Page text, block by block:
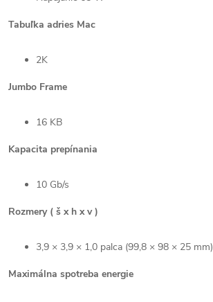
Tabuľka adries Mac
2K
Jumbo Frame
16 KB
Kapacita prepínania
10 Gb/s
Rozmery ( š x h x v )
3,9 × 3,9 × 1,0 palca (99,8 × 98 × 25 mm)
Maximálna spotreba energie